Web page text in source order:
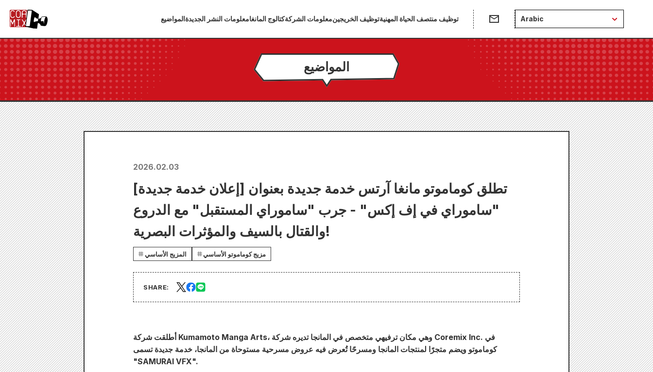
المواضيعمعلومات النشر الجديدةكتالوج المانغامعلومات الشركةتوظيف الخريجينتوظيف منتصف الحياة المهنية Arabic
المواضيع
2026.02.03
[إعلان خدمة جديدة] تطلق كوماموتو مانغا آرتس خدمة جديدة بعنوان
"ساموراي في إف إكس" - جرب "ساموراي المستقبل" مع الدروع
والقتال بالسيف والمؤثرات البصرية!
المزيج الأساسي مزيج كوماموتو الأساسي
SHARE:
أطلقت شركة Kumamoto Manga Arts، وهي مكان ترفيهي متخصص في المانجا تديره شركة Coremix Inc. في
كوماموتو ويضم متجرًا لمنتجات المانجا ومسرحًا تُعرض فيه عروض مسرحية مستوحاة من المانجا، خدمة جديدة تسمى
"SAMURAI VFX".